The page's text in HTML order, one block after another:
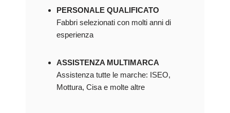
PERSONALE QUALIFICATO
Fabbri selezionati con molti anni di
esperienza
ASSISTENZA MULTIMARCA
Assistenza tutte le marche: ISEO,
Mottura, Cisa e molte altre